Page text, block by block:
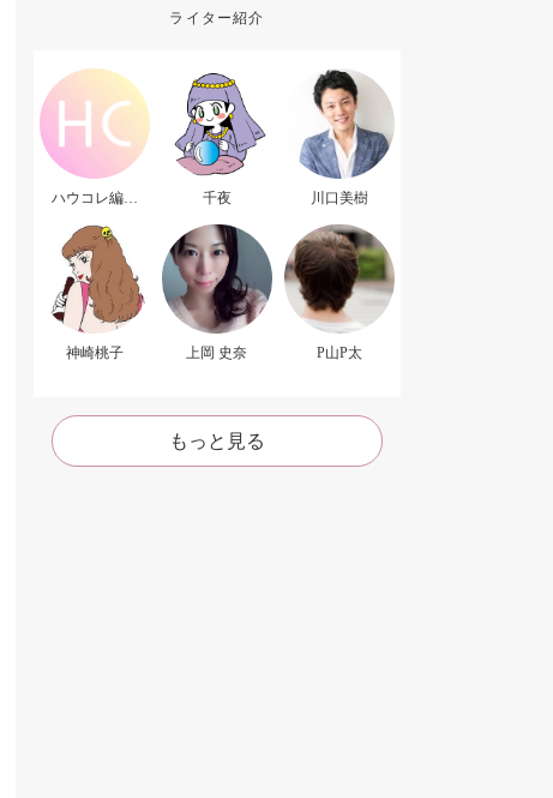
ライター紹介
ハウコレ編集
千夜 川口美樹
神崎桃子 上岡 史奈 P山P太
もっと見る